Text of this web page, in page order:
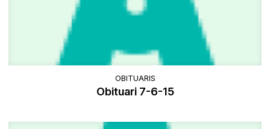
OBITUARIS
Obituari 7-6-15